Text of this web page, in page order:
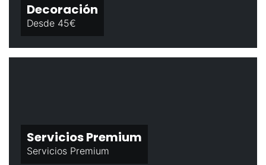
Decoración
Desde 45€
Servicios Premium
Servicios Premium